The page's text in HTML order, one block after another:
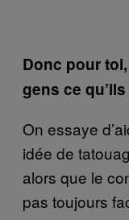
Donc pour
gens ce
On essaye
idée de
alors que le
pas toujours